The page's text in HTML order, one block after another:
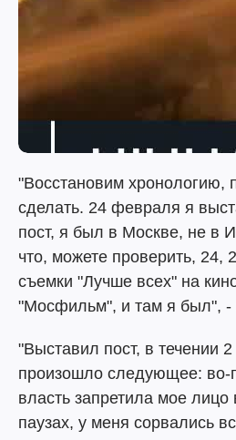
"Восстановим хронологию,
сделать. 24 февраля я
пост, я был в Москве, не в
что, можете проверить,
съемки "Лучше всех" на
"Мосфильм", и там я был", -
"Выставил пост, в течении
произошло следующее: во-
власть запретила мое
паузах, у меня сорвались